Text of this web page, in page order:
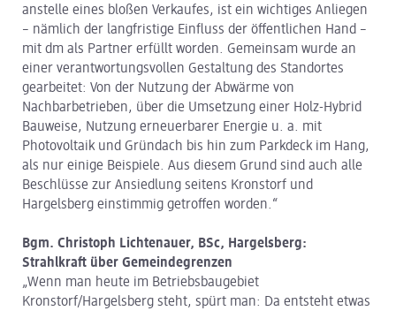
anstelle eines bloßen Verkaufes, ist ein wichtiges Anliegen
– nämlich der langfristige Einfluss der öffentlichen Hand –
mit dm als Partner erfüllt worden. Gemeinsam wurde an
einer verantwortungsvollen Gestaltung des Standortes
gearbeitet: Von der Nutzung der Abwärme von
Nachbarbetrieben, über die Umsetzung einer Holz-Hybrid
Bauweise, Nutzung erneuerbarer Energie u. a. mit
Photovoltaik und Gründach bis hin zum Parkdeck im Hang,
als nur einige Beispiele. Aus diesem Grund sind auch alle
Beschlüsse zur Ansiedlung seitens Kronstorf und
Hargelsberg einstimmig getroffen worden.“
Bgm. Christoph Lichtenauer, BSc, Hargelsberg:
Strahlkraft über Gemeindegrenzen
„Wenn man heute im Betriebsbaugebiet
Kronstorf/Hargelsberg steht, spürt man: Da entsteht etwas